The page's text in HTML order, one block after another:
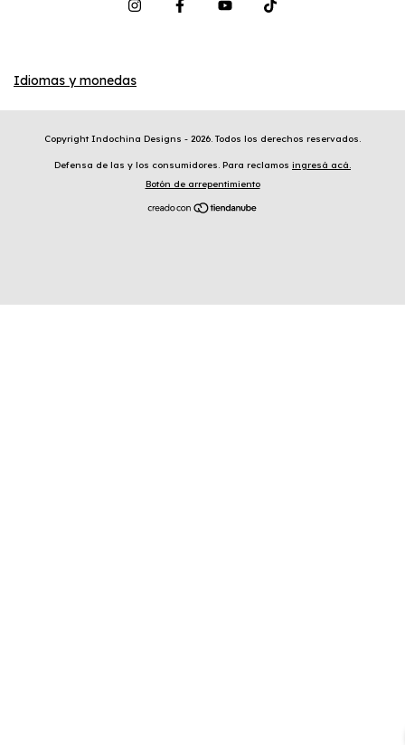
Idiomas y monedas
Copyright Indochina Designs - 2026. Todos los derechos reservados.
Defensa de las y los consumidores. Para reclamos ingresá acá.
Botón de arrepentimiento